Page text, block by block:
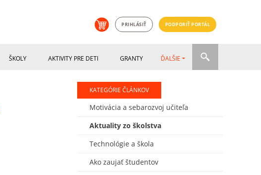
PRIHLÁSIŤ PODPORIŤ PORTÁL
ŠKOLY AKTIVITY PRE DETI GRANTY ĎALŠIE
KATEGÓRIE ČLÁNKOV
Motivácia a sebarozvoj učiteľa
Aktuality zo školstva
Technológie a škola
Ako zaujať študentov